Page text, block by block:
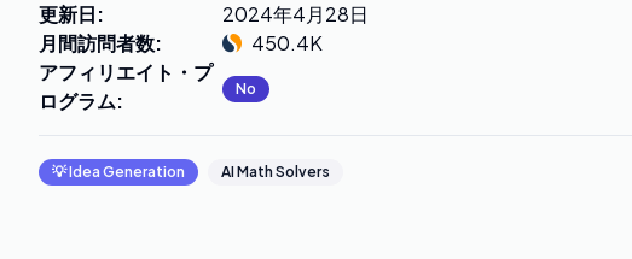
更新日:
2024年4月28日
月間訪問者数:
450.4K
アフィリエイト・プ
ログラム: No
💡Idea Generation AI Math Solvers